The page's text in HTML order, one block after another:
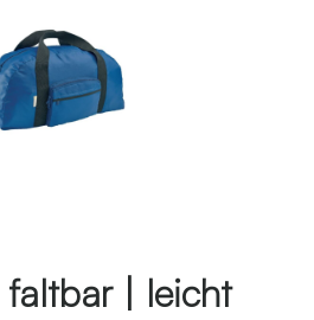
faltbar | leicht